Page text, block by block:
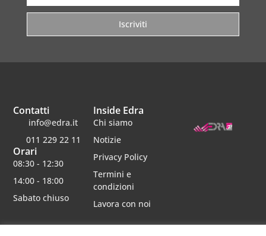
Iscriviti
Inside Edra
Chi siamo
Notizie
Privacy Policy
Termini e
condizioni
Lavora con noi
Contatti
info@edra.it
011 229 22 11
Orari
08:30 - 12:30
14:00 - 18:00
Sabato chiuso